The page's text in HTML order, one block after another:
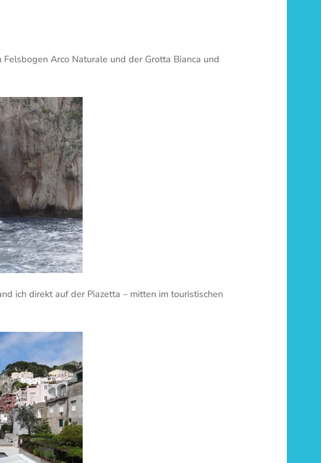
Arco Naturale und der Grotta Bianca und
ich direkt auf der Piazetta – mitten im touristischen